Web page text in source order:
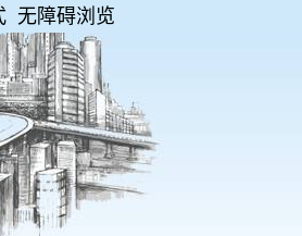
无障碍浏览